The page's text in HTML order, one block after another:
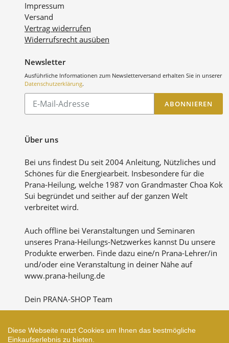
Impressum
Versand
Vertrag widerrufen
Widerrufsrecht ausüben
Newsletter
Ausführliche Informationen zum Newsletterversand erhalten Sie in unserer
Datenschutzerklärung.
Abonnieren
unsere
ABONNIEREN
Über uns
Bei uns findest Du seit 2004 Anleitung, Nützliches und
Schönes für die Energiearbeit. Insbesondere für die
Prana-Heilung, welche 1987 von Grandmaster Choa Kok
Sui begründet und seither auf der ganzen Welt
verbreitet wird.
Auch offline bei Veranstaltungen und Seminaren
unseres Prana-Heilungs-Netzwerkes kannst Du unsere
Produkte erwerben. Finde dazu eine/n Prana-Lehrer/in
und/oder eine Veranstaltung in deiner Nähe auf
www.prana-heilung.de
Dein PRANA-SHOP Team
Diese Webseite nutzt Cookies um Ihnen das bestmögliche
Einkaufserlebnis zu bieten.